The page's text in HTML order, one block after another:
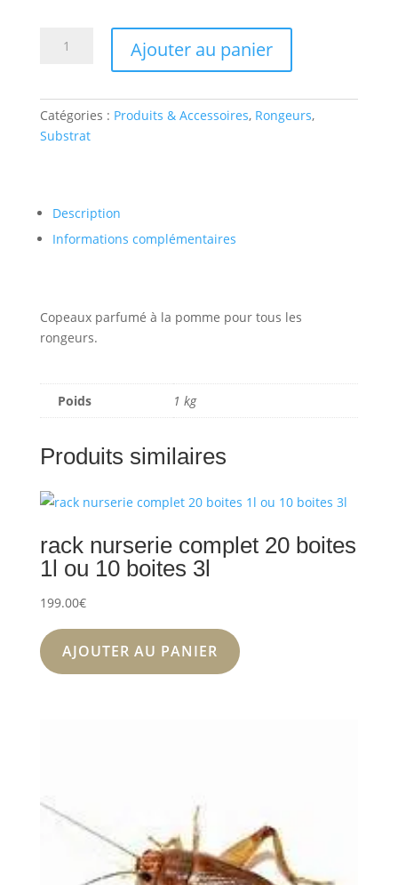
POMME
16L
Ajouter au panier
Catégories : Produits & Accessoires, Rongeurs,
Substrat
Description
Informations complémentaires
Copeaux parfumé à la pomme pour tous les
rongeurs.
Poids 1 kg
Produits similaires
rack nurserie complet 20 boites
1l ou 10 boites 3l
199.00€
AJOUTER AU PANIER